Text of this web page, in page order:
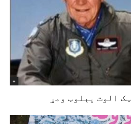
+
الوت پېلوټ ومړ